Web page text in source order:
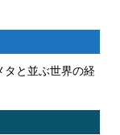
と並ぶ世界の経